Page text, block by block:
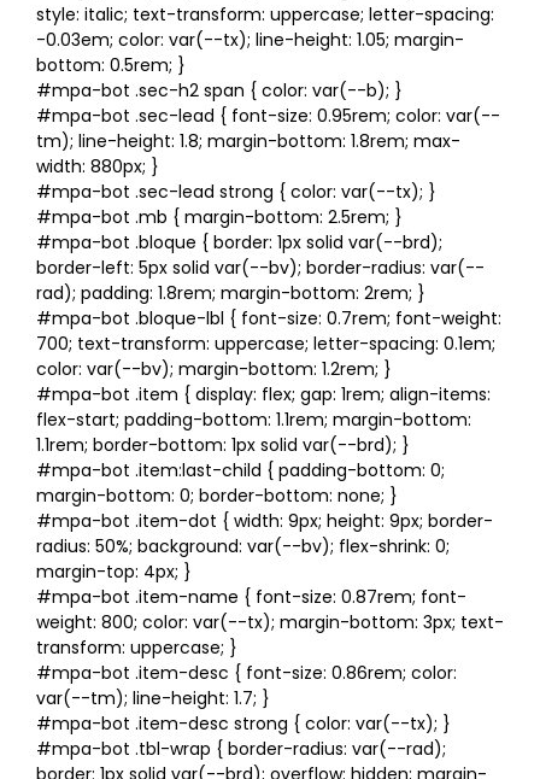
style: italic; text-transform: uppercase; letter-spacing:
-0.03em; color: var(--tx); line-height: 1.05; margin-
bottom: 0.5rem; }
#mpa-bot .sec-h2 span { color: var(--b); }
#mpa-bot .sec-lead { font-size: 0.95rem; color: var(--
tm); line-height: 1.8; margin-bottom: 1.8rem; max-
width: 880px; }
#mpa-bot .sec-lead strong { color: var(--tx); }
#mpa-bot .mb { margin-bottom: 2.5rem; }
#mpa-bot .bloque { border: 1px solid var(--brd);
border-left: 5px solid var(--bv); border-radius: var(--
rad); padding: 1.8rem; margin-bottom: 2rem; }
#mpa-bot .bloque-lbl { font-size: 0.7rem; font-weight:
700; text-transform: uppercase; letter-spacing: 0.1em;
color: var(--bv); margin-bottom: 1.2rem; }
#mpa-bot .item { display: flex; gap: 1rem; align-items:
flex-start; padding-bottom: 1.1rem; margin-bottom:
1.1rem; border-bottom: 1px solid var(--brd); }
#mpa-bot .item:last-child { padding-bottom: 0;
margin-bottom: 0; border-bottom: none; }
#mpa-bot .item-dot { width: 9px; height: 9px; border-
radius: 50%; background: var(--bv); flex-shrink: 0;
margin-top: 4px; }
#mpa-bot .item-name { font-size: 0.87rem; font-
weight: 800; color: var(--tx); margin-bottom: 3px; text-
transform: uppercase; }
#mpa-bot .item-desc { font-size: 0.86rem; color:
var(--tm); line-height: 1.7; }
#mpa-bot .item-desc strong { color: var(--tx); }
#mpa-bot .tbl-wrap { border-radius: var(--rad);
border: 1px solid var(--brd); overflow: hidden; margin-